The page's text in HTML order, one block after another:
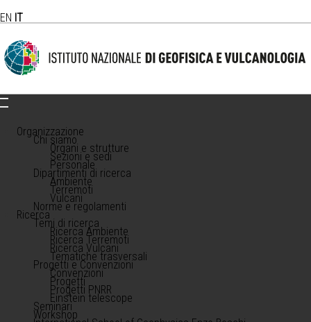
EN IT
Organizzazione
Chi siamo
Organi e strutture
Sezioni e sedi
Personale
Dipartimenti di ricerca
Ambiente
Terremoti
Vulcani
Norme e regolamenti
Ricerca
Temi di ricerca
Ricerca Ambiente
Ricerca Terremoti
Ricerca Vulcani
Tematiche trasversali
Progetti e Convenzioni
Convenzioni
Progetti
Progetti PNRR
Einstein telescope
Seminari
Workshop